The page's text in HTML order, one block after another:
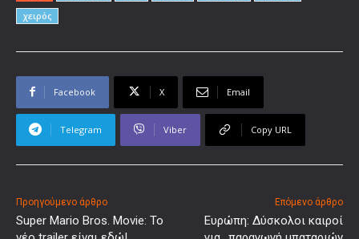
χειρός
Facebook X Email
Telegram Viber Copy URL
Προηγούμενο άρθρο
Super Mario Bros. Movie: Το
Επόμενο άρθρο
Ευρώπη: Δύσκολοι καιροί